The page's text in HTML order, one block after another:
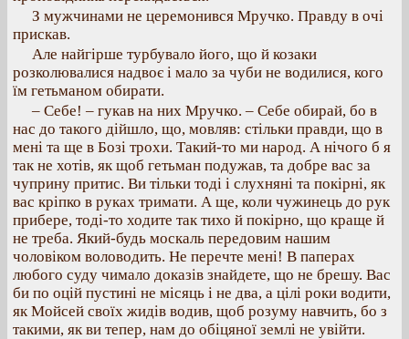
З мужчинами не церемонився Мручко. Правду в очі
прискав.
Але найгірше турбувало його, що й козаки
розколювалися надвоє і мало за чуби не водилися, кого
їм гетьманом обирати.
– Себе! – гукав на них Мручко. – Себе обирай, бо в
нас до такого дійшло, що, мовляв: стільки правди, що в
мені та ще в Бозі трохи. Такий-то ми народ. А нічого б я
так не хотів, як щоб гетьман подужав, та добре вас за
чуприну притис. Ви тільки тоді і слухняні та покірні, як
вас кріпко в руках тримати. А ще, коли чужинець до рук
прибере, тоді-то ходите так тихо й покірно, що краще й
не треба. Який-будь москаль передовим нашим
чоловіком воловодить. Не перечте мені! В паперах
любого суду чимало доказів знайдете, що не брешу. Вас
би по оцій пустині не місяць і не два, а цілі роки водити,
як Мойсей своїх жидів водив, щоб розуму навчить, бо з
такими, як ви тепер, нам до обіцяної землі не увійти.